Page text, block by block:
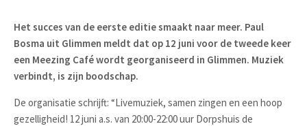
Het succes van de eerste editie smaakt naar meer. Paul
Bosma uit Glimmen meldt dat op 12 juni voor de tweede keer
een Meezing Café wordt georganiseerd in Glimmen. Muziek
verbindt, is zijn boodschap.
De organisatie schrijft: “Livemuziek, samen zingen en een hoop
gezelligheid! 12 juni a.s. van 20:00-22:00 uur Dorpshuis de